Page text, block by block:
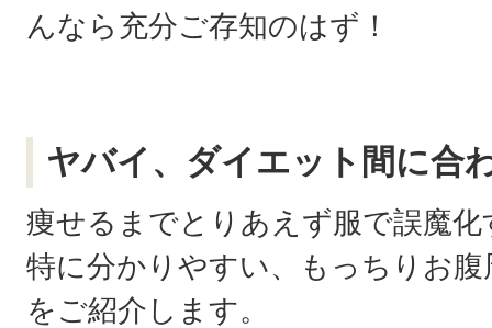
んなら充分ご存知のはず！
ヤバイ、ダイエット間に合
痩せるまでとりあえず服で誤魔
特に分かりやすい、もっちりお
をご紹介します。